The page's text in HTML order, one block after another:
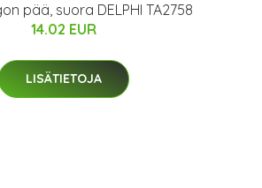
pää, suora DELPHI TA2758
14.02 EUR
LISÄTIETOJA